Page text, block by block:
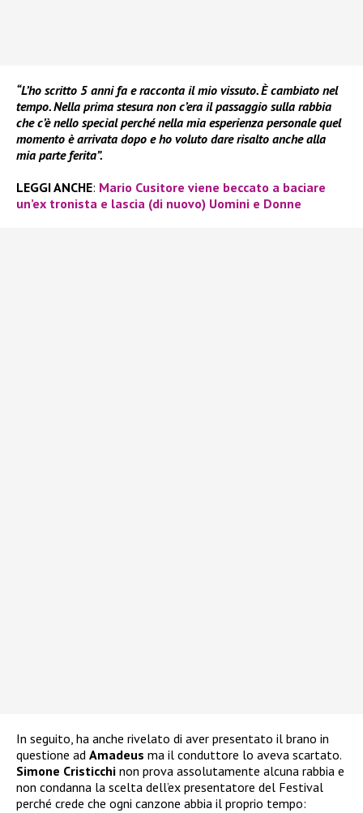
“L’ho scritto 5 anni fa e racconta il mio vissuto. È cambiato nel
tempo. Nella prima stesura non c’era il passaggio sulla rabbia
che c’è nello special perché nella mia esperienza personale quel
momento è arrivata dopo e ho voluto dare risalto anche alla
mia parte ferita”.
LEGGI ANCHE: Mario Cusitore viene beccato a baciare
un’ex tronista e lascia (di nuovo) Uomini e Donne
In seguito, ha anche rivelato di aver presentato il brano in
questione ad Amadeus ma il conduttore lo aveva scartato.
Simone Cristicchi non prova assolutamente alcuna rabbia e
non condanna la scelta dell’ex presentatore del Festival
perché crede che ogni canzone abbia il proprio tempo: